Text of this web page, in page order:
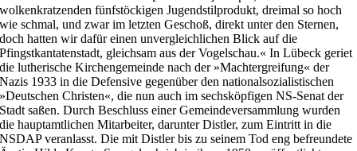
wolkenkratzenden fünfstöckigen Jugendstilprodukt, dreimal so hoch
wie schmal, und zwar im letzten Geschoß, direkt unter den Sternen,
doch hatten wir dafür einen unvergleichlichen Blick auf die
Pfingstkantatenstadt, gleichsam aus der Vogelschau.« In Lübeck geriet
die lutherische Kirchengemeinde nach der »Machtergreifung« der
Nazis 1933 in die Defensive gegenüber den nationalsozialistischen
»Deutschen Christen«, die nun auch im sechsköpfigen NS-Senat der
Stadt saßen. Durch Beschluss einer Gemeindeversammlung wurden
die hauptamtlichen Mitarbeiter, darunter Distler, zum Eintritt in die
NSDAP veranlasst. Die mit Distler bis zu seinem Tod eng befreundete